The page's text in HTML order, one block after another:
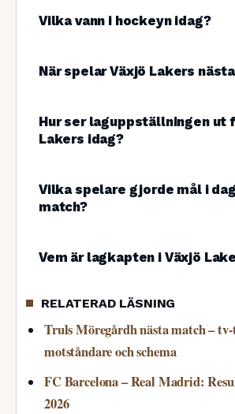
Vilka vann i hockeyn idag?
När spelar Växjö Lakers
Hur ser laguppställningen ut
Lakers idag?
Vilka spelare gjorde mål i
match?
Vem är lagkapten i Växjö
RELATERAD LÄSNING
Truls Möregårdh nästa match –
motståndare och schema
FC Barcelona – Real Madrid:
2026